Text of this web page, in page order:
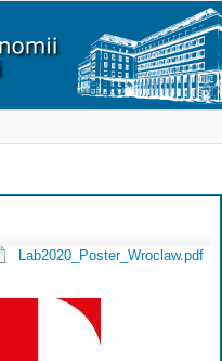
Lab2020_Poster_Wroclaw.pdf